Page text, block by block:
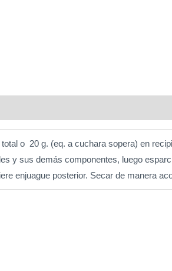
o 20 g. (eq. a cuchara sopera) en
y sus demás componentes, luego
enjuague posterior. Secar de manera